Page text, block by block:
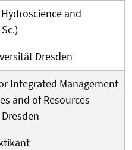
and
Dresden
Integrated Management
and of Resources
Dresden